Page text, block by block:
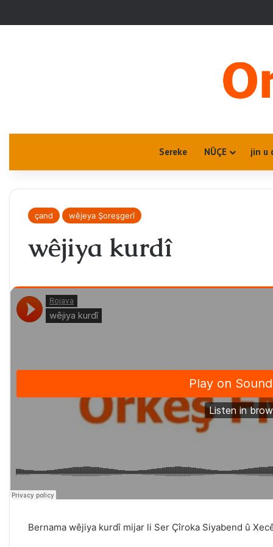
Sereke NÛÇE jin u
çand wêjeya Şoreşgerî
wêjiya kurdî
Bernama wêjiya kurdî mijar li Ser Çîroka Siyabend û